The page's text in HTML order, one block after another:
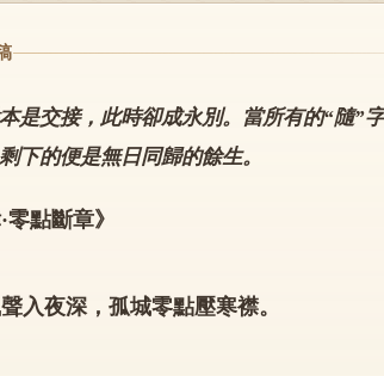
是交接，此時卻成永別。當所有的“隨”
下的便是無日同歸的餘生。
零點斷章》
入夜深，孤城零點壓寒襟。